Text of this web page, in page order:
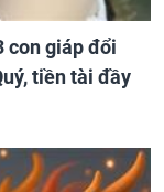
con giáp đổi
tiền tài đầy